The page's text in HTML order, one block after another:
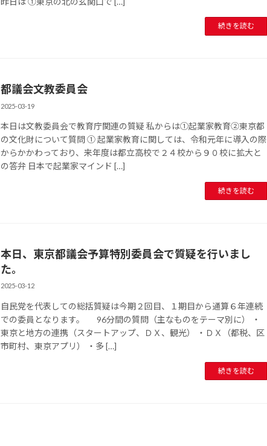
続きを読む
都議会文教委員会
2025-03-19
本日は文教委員会で教育庁関連の質疑 私からは①起業家教育②東京都
の文化財について質問 ① 起業家教育に関しては、令和元年に導入の際
からかかわっており、来年度は都立高校で２４校から９０校に拡大と
の答弁 日本で起業家マインド […]
続きを読む
本日、東京都議会予算特別委員会で質疑を行いまし
た。
2025-03-12
自民党を代表しての総括質疑は今期２回目、１期目から通算６年連続
での委員となります。 96分間の質問（主なものをテーマ別に） ・
東京と地方の連携（スタートアップ、ＤＸ、観光） ・ＤＸ（都税、区
市町村、東京アプリ） ・多 […]
続きを読む